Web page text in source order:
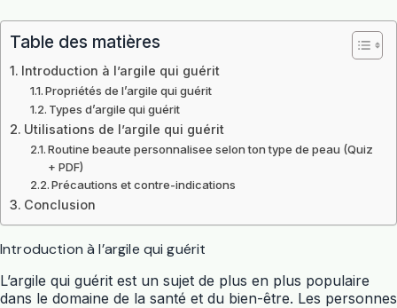
Table des matières
Introduction à l’argile qui guérit
Propriétés de l’argile qui guérit
Types d’argile qui guérit
Utilisations de l’argile qui guérit
Routine beaute personnalisee selon ton type de peau (Quiz
+ PDF)
Précautions et contre-indications
Conclusion
Introduction à l’argile qui guérit
L’argile qui guérit est un sujet de plus en plus populaire
dans le domaine de la santé et du bien-être. Les personnes